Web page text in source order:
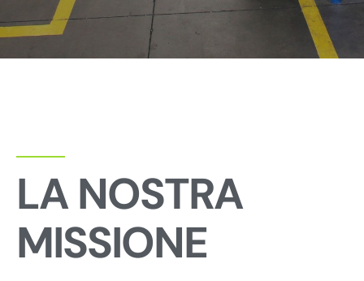
LA NOSTRA
MISSIONE